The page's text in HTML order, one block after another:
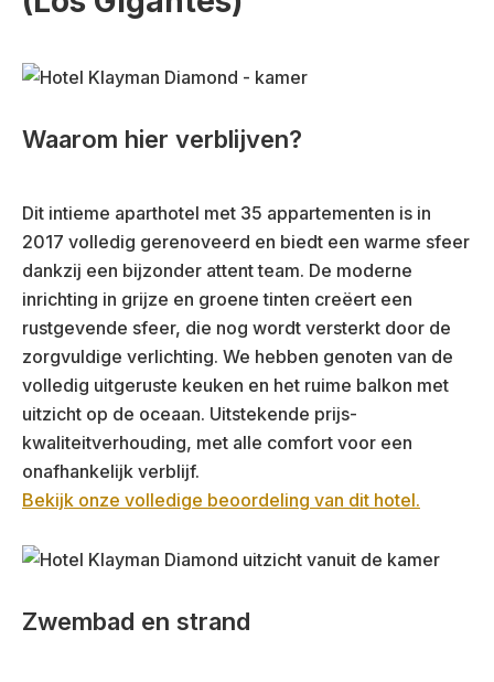
Waarom hier verblijven?
Dit intieme aparthotel met 35 appartementen is in
2017 volledig gerenoveerd en biedt een warme sfeer
dankzij een bijzonder attent team. De moderne
inrichting in grijze en groene tinten creëert een
rustgevende sfeer, die nog wordt versterkt door de
zorgvuldige verlichting. We hebben genoten van de
volledig uitgeruste keuken en het ruime balkon met
uitzicht op de oceaan. Uitstekende prijs-
kwaliteitverhouding, met alle comfort voor een
onafhankelijk verblijf.
Bekijk onze volledige beoordeling van dit hotel.
Zwembad en strand